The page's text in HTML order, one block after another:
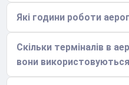
Які години роботи
Скільки терміналів в
вони